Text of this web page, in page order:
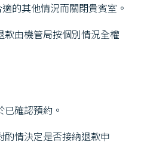
的其他情況而關閉貴賓室。
款由機管局按個別情況全權
已確認預約。
酌情決定是否接納退款申